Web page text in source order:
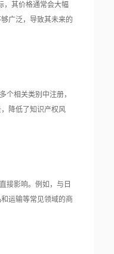
，其价格通常会大幅
广泛，导致其未来的
个相关类别中注册，
降低了知识产权风
接影响。例如，与日
运输等常见领域的商